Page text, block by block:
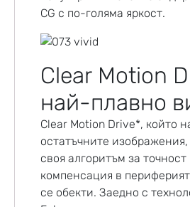
CG с по-голяма яркост.
Clear Motion
най-плавно
Clear Motion Drive*, който
остатъчните
своя алгоритъм за точност
компенсация в
се обекти. Заедно с